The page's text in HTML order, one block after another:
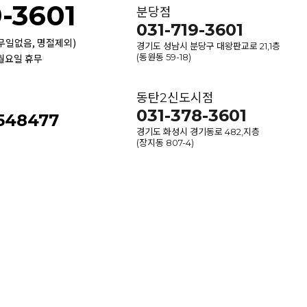
3601
일없음, 명절제외)
요일 휴무
분당점
031-719-3601
경기도 성남시 분당구 대왕판교로 21,1층
(동원동 59-18)
동탄2신도시점
031-378-3601
경기도 화성시 경기동로 482,지층
(장지동 807-4)